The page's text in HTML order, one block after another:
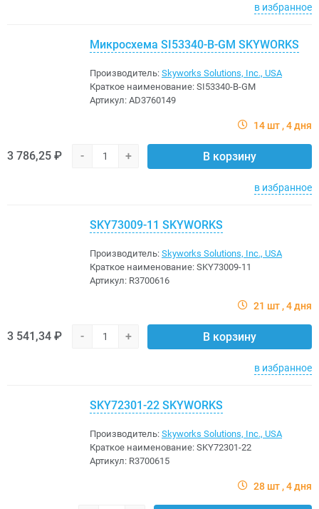
в избранное
Микросхема SI53340-B-GM SKYWORKS
Производитель: Skyworks Solutions, Inc., USA
Краткое наименование: SI53340-B-GM
Артикул: AD3760149
14 шт 4 дня
3 786,25 ₽ - + В корзину
в избранное
SKY73009-11 SKYWORKS
Производитель: Skyworks Solutions, Inc., USA
Краткое наименование: SKY73009-11
Артикул: R3700616
21 шт 4 дня
3 541,34 ₽ - + В корзину
в избранное
SKY72301-22 SKYWORKS
Производитель: Skyworks Solutions, Inc., USA
Краткое наименование: SKY72301-22
Артикул: R3700615
28 шт 4 дня